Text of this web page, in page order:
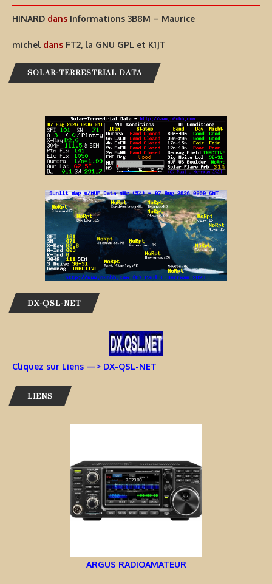
HINARD dans Informations 3B8M – Maurice
michel dans FT2, la GNU GPL et K1JT
SOLAR-TERRESTRIAL DATA
DX-QSL-NET
Cliquez sur Liens —> DX-QSL-NET
LIENS
ARGUS RADIOAMATEUR